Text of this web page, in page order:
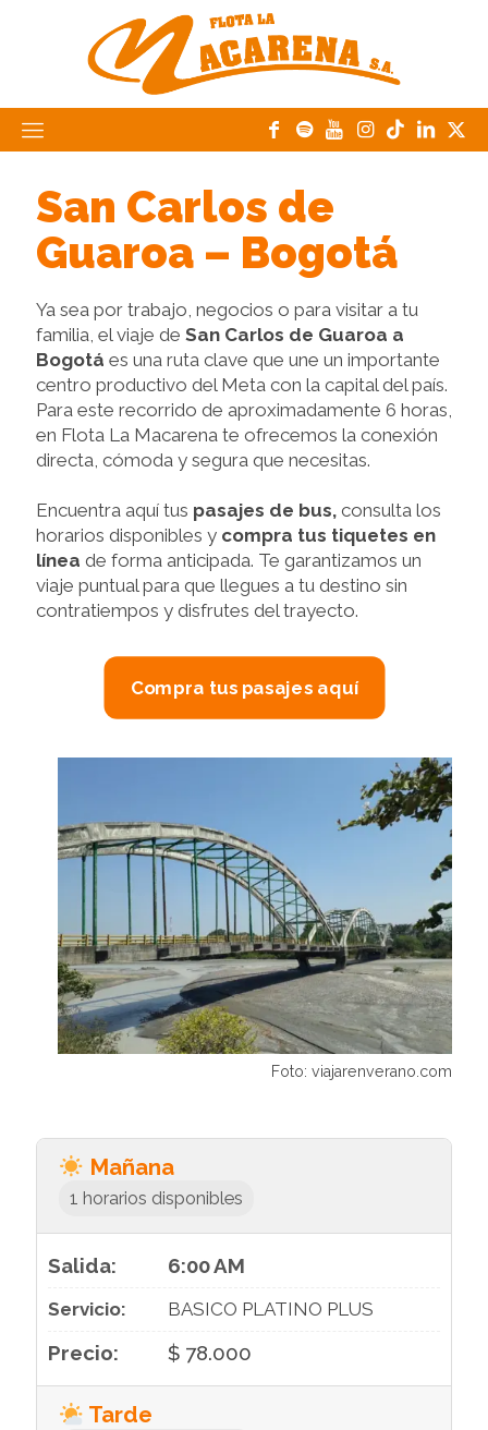
San Carlos de
Guaroa – Bogotá
Ya sea por trabajo, negocios o para visitar a tu
familia, el viaje de San Carlos de Guaroa a
Bogotá es una ruta clave que une un importante
centro productivo del Meta con la capital del país.
Para este recorrido de aproximadamente 6 horas,
en Flota La Macarena te ofrecemos la conexión
directa, cómoda y segura que necesitas.
Encuentra aquí tus pasajes de bus, consulta los
horarios disponibles y compra tus tiquetes en
línea de forma anticipada. Te garantizamos un
viaje puntual para que llegues a tu destino sin
contratiempos y disfrutes del trayecto.
Compra tus pasajes aquí
Foto: viajarenverano.com
Mañana
1 horarios disponibles
6:00 AM
BASICO PLATINO PLUS
$ 78.000
Tarde